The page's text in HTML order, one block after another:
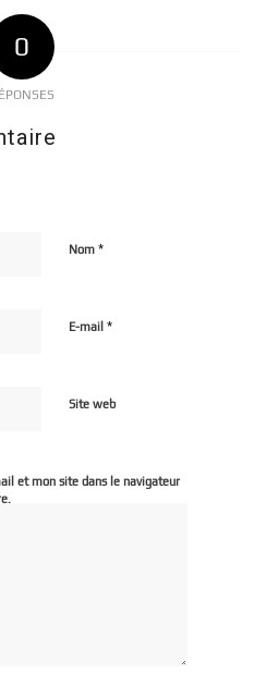
0
Nom*
E-mail*
Site web
et mon site dans le navigateur